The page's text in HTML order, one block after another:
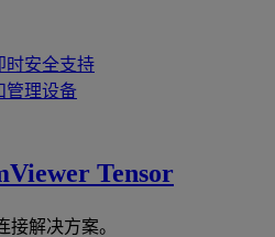
时安全支持
管理设备
Tensor
解决方案。